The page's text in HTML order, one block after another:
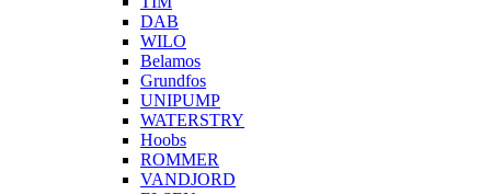
DAB
WILO
Belamos
Grundfos
UNIPUMP
WATERSTRY
Hoobs
ROMMER
VANDJORD